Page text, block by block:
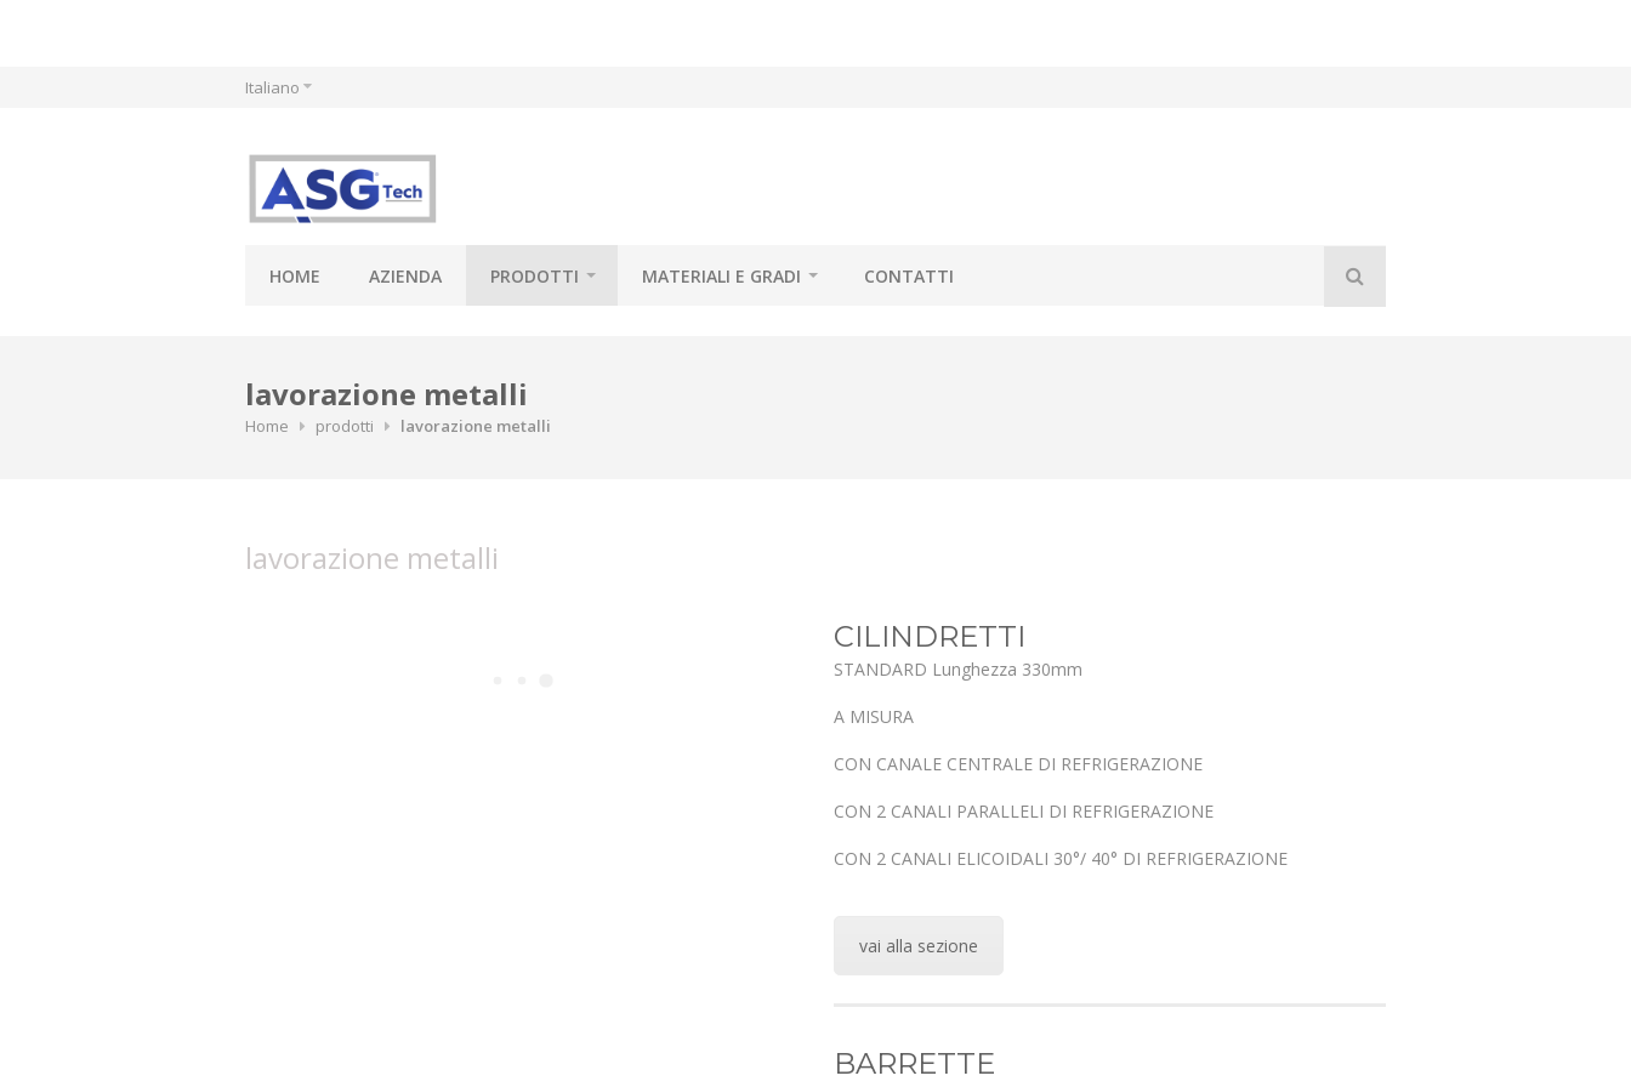
Italiano
HOME AZIENDA PRODOTTI MATERIALI E GRADI CONTATTI
lavorazione metalli
Home prodotti lavorazione metalli
lavorazione metalli
CILINDRETTI
STANDARD Lunghezza 330mm
A MISURA
CON CANALE CENTRALE DI REFRIGERAZIONE
CON 2 CANALI PARALLELI DI REFRIGERAZIONE
CON 2 CANALI ELICOIDALI 30°/ 40° DI REFRIGERAZIONE
vai alla sezione
BARRETTE